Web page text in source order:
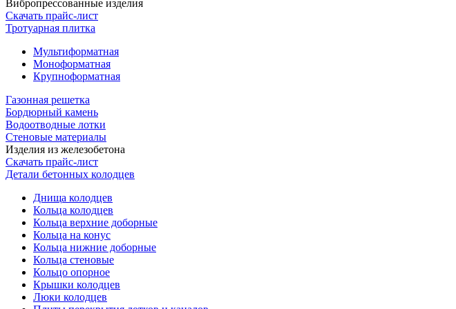
Вибропрессованные изделия
Скачать прайс-лист
Тротуарная плитка
Мультиформатная
Моноформатная
Крупноформатная
Газонная решетка
Бордюрный камень
Водоотводные лотки
Стеновые материалы
Изделия из железобетона
Скачать прайс-лист
Детали бетонных колодцев
Днища колодцев
Кольца колодцев
Кольца верхние доборные
Кольца на конус
Кольца нижние доборные
Кольца стеновые
Кольцо опорное
Крышки колодцев
Люки колодцев